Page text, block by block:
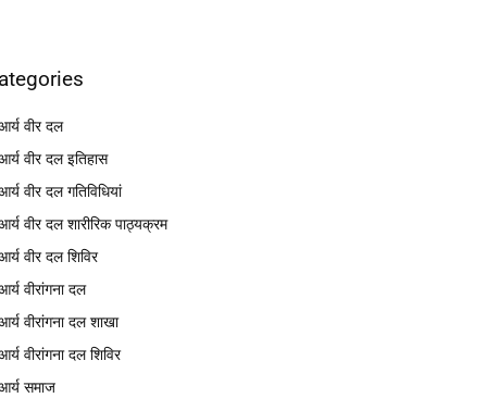
वीर दल
वीर दल इतिहास
वीर दल गतिविधियां
वीर दल शारीरिक पाठ्यक्रम
वीर दल शिविर
वीरांगना दल
वीरांगना दल शाखा
वीरांगना दल शिविर
समाज